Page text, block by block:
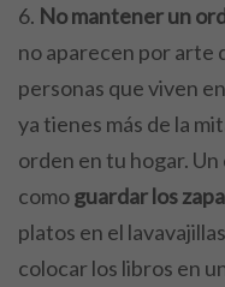
No mantener un
no aparecen por arte
personas que viven
ya tienes más de la
orden en tu hogar.
comoguardar los
platos en el
colocar los libros en